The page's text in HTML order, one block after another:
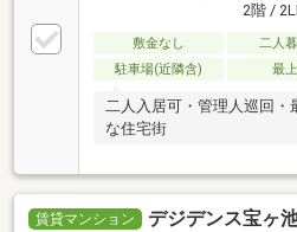
2階 /
敷金なし 二人
駐車場(近隣含)
最
二人入居可・管理人巡回・
な住宅街
賃貸マンション デジデンス宝ヶ